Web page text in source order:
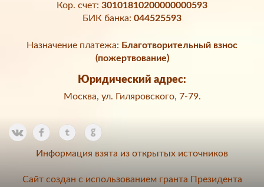
Кор. счет: 30101810200000000593
БИК банка: 044525593
Назначение платежа: Благотворительный взнос
(пожертвование)
Юридический адрес:
Москва, ул. Гиляровского, 7-79.
Информация взята из открытых источников
Сайт создан с использованием гранта Президента